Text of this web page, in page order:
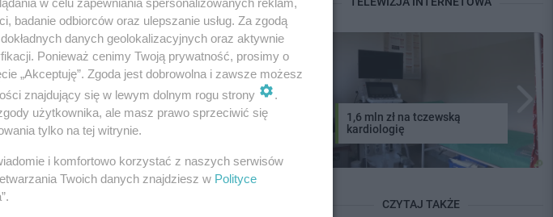
pieśni gospel i współczesne
podane będą bliżej terminu. Śledź
ckistczew
i bądź zawsze na bieżąco z koncertami,
1,6 mln zł na tczewską
kardiologię
CZYTAJ TAKŻE
badanie odbiorców oraz ulepszanie usług. Za zgodą
danych geolokalizacyjnych oraz aktywnie
Ponieważ cenimy Twoją prywatność, prosimy o
„Akceptuję”. Zgoda jest dobrowolna i zawsze możesz
znajdujący się w lewym dolnym rogu strony
.
użytkownika, ale masz prawo sprzeciwić się
tylko na tej witrynie.
i komfortowo korzystać z naszych serwisów
Twoich danych znajdziesz w Polityce